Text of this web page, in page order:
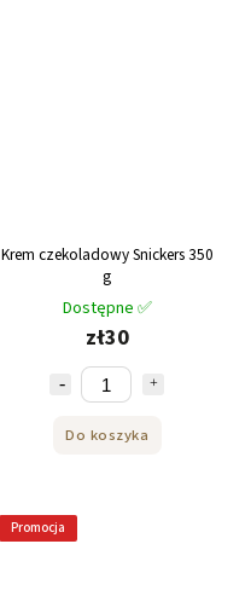
Krem czekoladowy Snickers 350
g
Dostępne ✅
zł30
Do koszyka
Promocja